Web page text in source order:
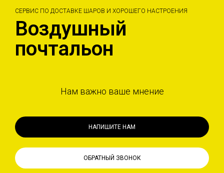
СЕРВИС ПО ДОСТАВКЕ ШАРОВ И ХОРОШЕГО НАСТРОЕНИЯ
Воздушный
почтальон
Нам важно ваше мнение
НАПИШИТЕ НАМ
ОБРАТНЫЙ ЗВОНОК